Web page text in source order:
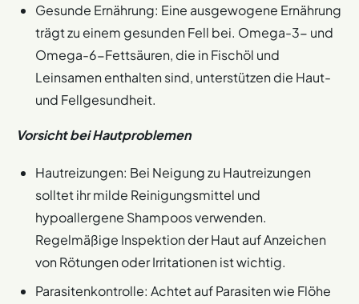
Gesunde Ernährung: Eine ausgewogene Ernährung
trägt zu einem gesunden Fell bei. Omega-3- und
Omega-6-Fettsäuren, die in Fischöl und
Leinsamen enthalten sind, unterstützen die Haut-
und Fellgesundheit.
Vorsicht bei Hautproblemen
Hautreizungen: Bei Neigung zu Hautreizungen
solltet ihr milde Reinigungsmittel und
hypoallergene Shampoos verwenden.
Regelmäßige Inspektion der Haut auf Anzeichen
von Rötungen oder Irritationen ist wichtig.
Parasitenkontrolle: Achtet auf Parasiten wie Flöhe